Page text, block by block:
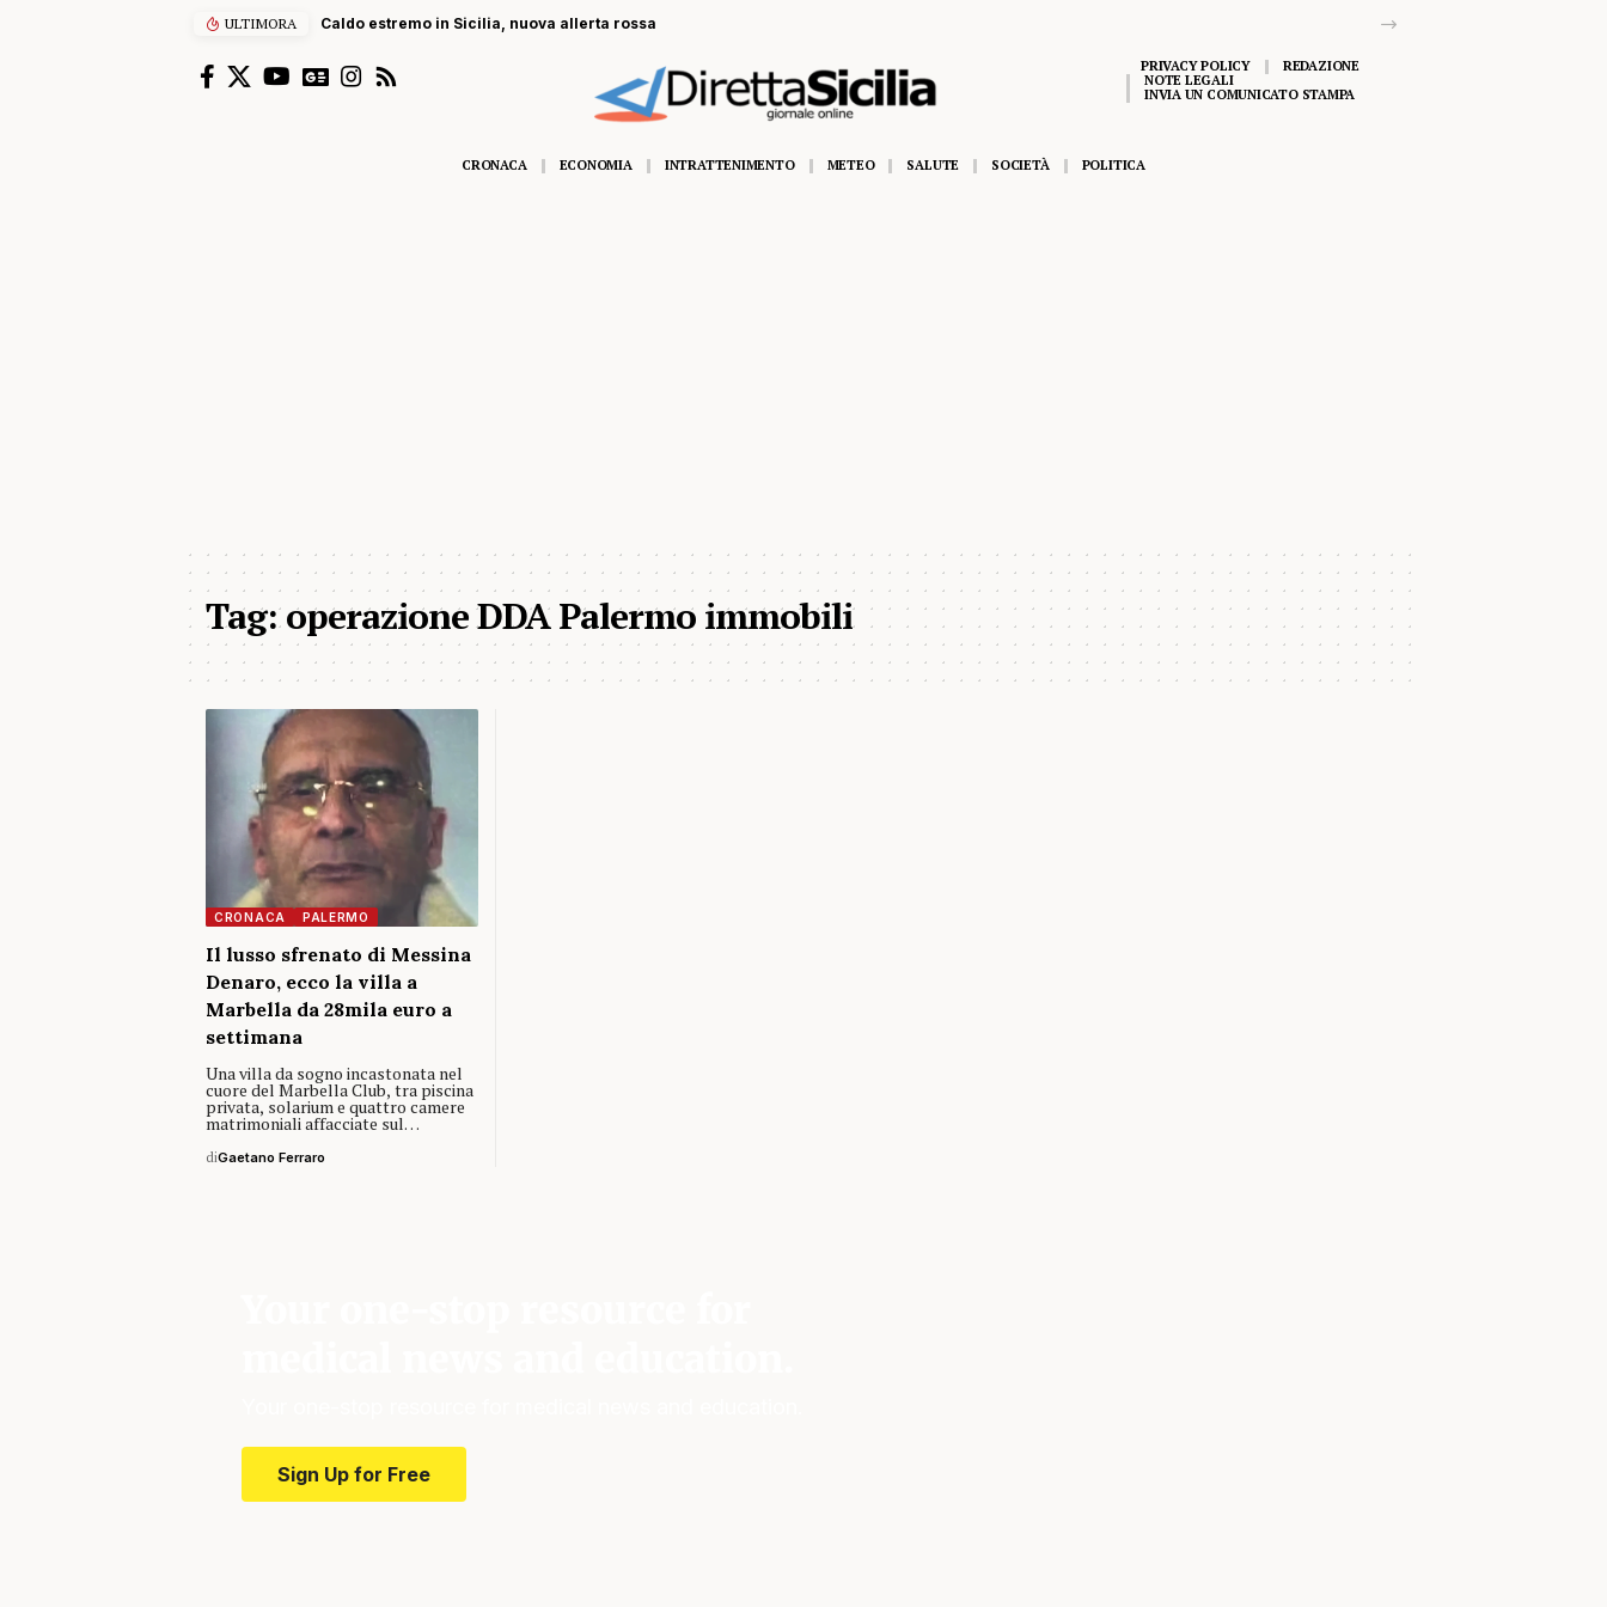
ULTIMORA Caldo estremo in Sicilia, nuova allerta rossa
PRIVACY POLICY
REDAZIONE
NOTE LEGALI
INVIA UN COMUNICATO STAMPA
CRONACA ECONOMIA INTRATTENIMENTO METEO SALUTE SOCIETÀ POLITICA
Tag:operazione DDA Palermo immobili
CRONACA PALERMO
Il lusso sfrenato di Messina
Denaro, ecco la villa a
Marbella da 28mila euro a
settimana
Una villa da sogno incastonata nel
cuore del Marbella Club, tra piscina
privata, solarium e quattro camere
matrimoniali affacciate sul…
diGaetano Ferraro
Sign Up for Free